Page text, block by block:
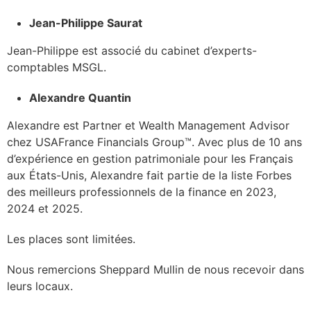
Jean-Philippe Saurat
Jean-Philippe est associé du cabinet d’experts-
comptables MSGL.
Alexandre Quantin
Alexandre est Partner et Wealth Management Advisor
chez USAFrance Financials Group™️. Avec plus de 10 ans
d’expérience en gestion patrimoniale pour les Français
aux États-Unis, Alexandre fait partie de la liste Forbes
des meilleurs professionnels de la finance en 2023,
2024 et 2025.
Les places sont limitées.
Nous remercions Sheppard Mullin de nous recevoir dans
leurs locaux.